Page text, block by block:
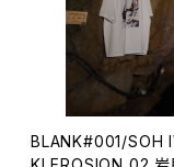
BLANK#001/SOH